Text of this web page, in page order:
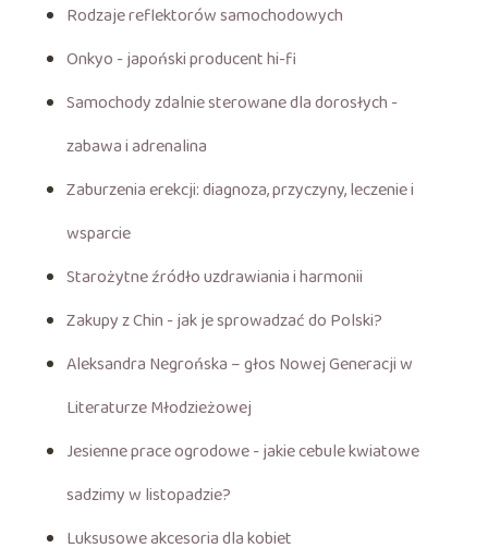
Rodzaje reflektorów samochodowych
Onkyo - japoński producent hi-fi
Samochody zdalnie sterowane dla dorosłych -
zabawa i adrenalina
Zaburzenia erekcji: diagnoza, przyczyny, leczenie i
wsparcie
Starożytne źródło uzdrawiania i harmonii
Zakupy z Chin - jak je sprowadzać do Polski?
Aleksandra Negrońska – głos Nowej Generacji w
Literaturze Młodzieżowej
Jesienne prace ogrodowe - jakie cebule kwiatowe
sadzimy w listopadzie?
Luksusowe akcesoria dla kobiet